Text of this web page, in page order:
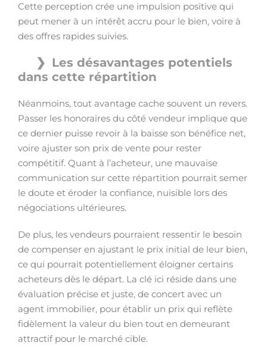
Cette perception crée une impulsion positive qui
peut mener à un intérêt accru pour le bien, voire à
des offres rapides suivies.
Les désavantages potentiels
dans cette répartition
Néanmoins, tout avantage cache souvent un revers.
Passer les honoraires du côté vendeur implique que
ce dernier puisse revoir à la baisse son bénéfice net,
voire ajuster son prix de vente pour rester
compétitif. Quant à l’acheteur, une mauvaise
communication sur cette répartition pourrait semer
le doute et éroder la confiance, nuisible lors des
négociations ultérieures.
De plus, les vendeurs pourraient ressentir le besoin
de compenser en ajustant le prix initial de leur bien,
ce qui pourrait potentiellement éloigner certains
acheteurs dès le départ. La clé ici réside dans une
évaluation précise et juste, de concert avec un
agent immobilier, pour établir un prix qui reflète
fidèlement la valeur du bien tout en demeurant
attractif pour le marché cible.